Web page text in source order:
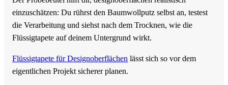
einzuschätzen: Du rührst den Baumwollputz selbst an, testest
die Verarbeitung und siehst nach dem Trocknen, wie die
Flüssigtapete auf deinem Untergrund wirkt.
Flüssigtapete für Designoberflächen lässt sich so vor dem
eigentlichen Projekt sicherer planen.